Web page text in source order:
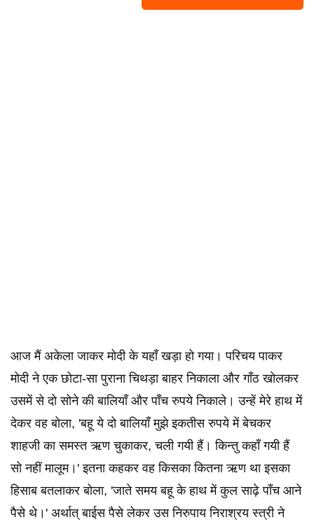
आज मैं अकेला जाकर मोदी के यहाँ खड़ा हो गया। परिचय पाकर
मोदी ने एक छोटा-सा पुराना चिथड़ा बाहर निकाला और गाँठ खोलकर
उसमें से दो सोने की बालियाँ और पाँच रुपये निकाले। उन्हें मेरे हाथ में
देकर वह बोला, 'बहू ये दो बालियाँ मुझे इकतीस रुपये में बेचकर
शाहजी का समस्त ऋण चुकाकर, चली गयी हैं। किन्तु कहाँ गयी हैं
सो नहीं मालूम।' इतना कहकर वह किसका कितना ऋण था इसका
हिसाब बतलाकर बोला, 'जाते समय बहू के हाथ में कुल साढ़े पाँच आने
पैसे थे।' अर्थात् बाईस पैसे लेकर उस निरुपाय निराश्रय स्त्री ने